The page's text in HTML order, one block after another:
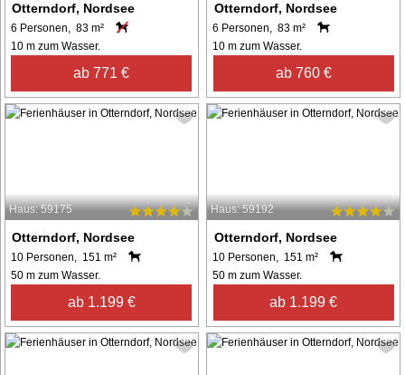
Otterndorf, Nordsee
6 Personen, 83 m²
10 m zum Wasser.
ab 771 €
Otterndorf, Nordsee
6 Personen, 83 m²
10 m zum Wasser.
ab 760 €
Haus: 59175
Otterndorf, Nordsee
10 Personen, 151 m²
50 m zum Wasser.
ab 1.199 €
Haus: 59192
Otterndorf, Nordsee
10 Personen, 151 m²
50 m zum Wasser.
ab 1.199 €